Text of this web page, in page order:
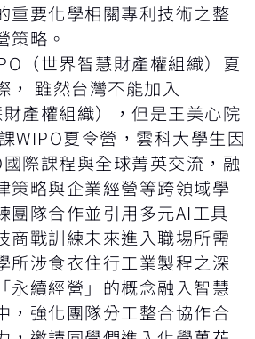
重要化學相關專利技術之整
策略。
（世界智慧財產權組織）夏
， 雖然台灣不能加入
產權組織），但是王美心院
WIPO夏令營，雲科大學生因
際課程與全球菁英交流，融
策略與企業經營等跨領域學
團隊合作並引用多元AI工具
商戰訓練未來進入職場所需
所涉食衣住行工業製程之深
永續經營」的概念融入智慧
，強化團隊分工整合協作合